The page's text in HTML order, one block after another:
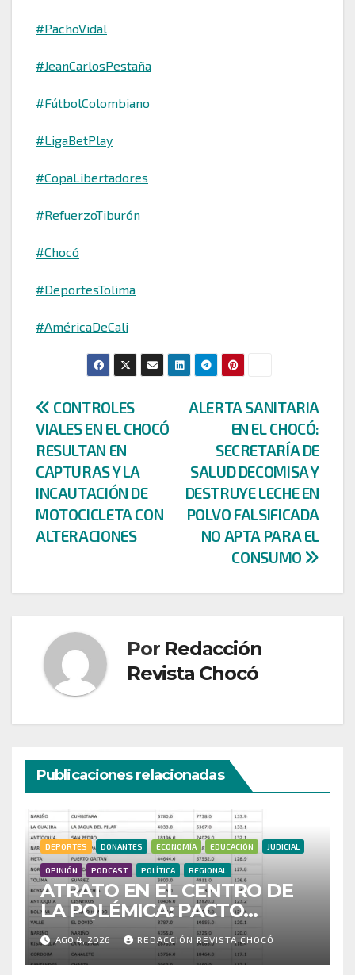
#PachoVidal
#JeanCarlosPestaña
#FútbolColombiano
#LigaBetPlay
#CopaLibertadores
#RefuerzoTiburón
#Chocó
#DeportesTolima
#AméricaDeCali
Navegación
de
entradas
ALERTA SANITARIA
EN EL CHOCÓ:
SECRETARÍA DE
SALUD DECOMISA Y
DESTRUYE LECHE EN
POLVO FALSIFICADA
NO APTA PARA EL
CONSUMO
CONTROLES
VIALES EN EL CHOCÓ
RESULTAN EN
CAPTURAS Y LA
INCAUTACIÓN DE
MOTOCICLETA CON
ALTERACIONES
Por Redacción
Revista Chocó
Publicaciones relacionadas
DEPORTES DONANTES ECONOMÍA EDUCACIÓN JUDICIAL
OPINIÓN PODCAST POLÍTICA REGIONAL
ATRATO EN EL CENTRO DE
LA POLÉMICA: PACTO
HISTÓRICO CUESTIONA
CENSO ELECTORAL Y PIDE
INVESTIGAR PRESUNTO
AGO 4, 2026 REDACCIÓN REVISTA CHOCÓ